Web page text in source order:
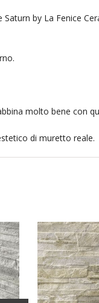
by La Fenice
molto bene con
di muretto reale.